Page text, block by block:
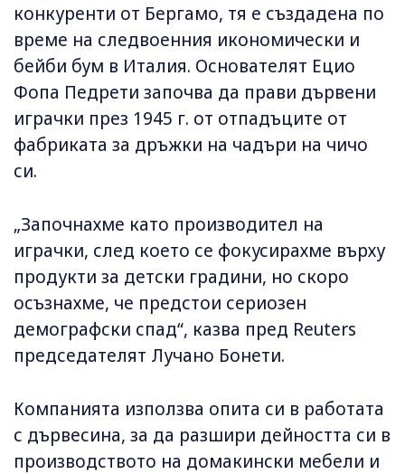
конкуренти от Бергамо, тя е създадена по
време на следвоенния икономически и
бейби бум в Италия. Основателят Ецио
Фопа Педрети започва да прави дървени
играчки през 1945 г. от отпадъците от
фабриката за дръжки на чадъри на чичо
си.
„Започнахме като производител на
играчки, след което се фокусирахме върху
продукти за детски градини, но скоро
осъзнахме, че предстои сериозен
демографски спад“, казва пред Reuters
председателят Лучано Бонети.
Компанията използва опита си в работата
с дървесина, за да разшири дейността си в
производството на домакински мебели и